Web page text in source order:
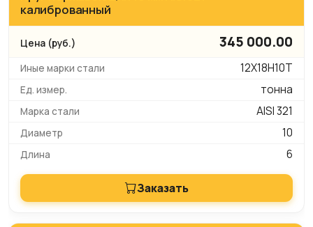
калиброванный
345 000.00
12Х18Н10Т
тонна
AISI 321
10
6
Заказать